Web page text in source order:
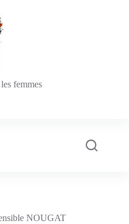
femmes
NOUGAT